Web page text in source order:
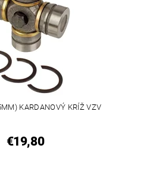
KARDANOVÝ KRÍŽ VZV
€19,80